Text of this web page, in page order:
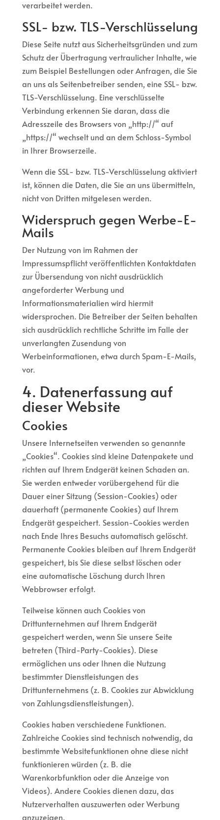
verarbeitet werden.
SSL- bzw. TLS-Verschlüsselung
Diese Seite nutzt aus Sicherheitsgründen und zum
Schutz der Übertragung vertraulicher Inhalte, wie
zum Beispiel Bestellungen oder Anfragen, die Sie
an uns als Seitenbetreiber senden, eine SSL- bzw.
TLS-Verschlüsselung. Eine verschlüsselte
Verbindung erkennen Sie daran, dass die
Adresszeile des Browsers von „http://“ auf
„https://“ wechselt und an dem Schloss-Symbol
in Ihrer Browserzeile.
Wenn die SSL- bzw. TLS-Verschlüsselung aktiviert
ist, können die Daten, die Sie an uns übermitteln,
nicht von Dritten mitgelesen werden.
Widerspruch gegen Werbe-E-
Mails
Der Nutzung von im Rahmen der
Impressumspflicht veröffentlichten Kontaktdaten
zur Übersendung von nicht ausdrücklich
angeforderter Werbung und
Informationsmaterialien wird hiermit
widersprochen. Die Betreiber der Seiten behalten
sich ausdrücklich rechtliche Schritte im Falle der
unverlangten Zusendung von
Werbeinformationen, etwa durch Spam-E-Mails,
vor.
4. Datenerfassung auf
dieser Website
Cookies
Unsere Internetseiten verwenden so genannte
„Cookies“. Cookies sind kleine Datenpakete und
richten auf Ihrem Endgerät keinen Schaden an.
Sie werden entweder vorübergehend für die
Dauer einer Sitzung (Session-Cookies) oder
dauerhaft (permanente Cookies) auf Ihrem
Endgerät gespeichert. Session-Cookies werden
nach Ende Ihres Besuchs automatisch gelöscht.
Permanente Cookies bleiben auf Ihrem Endgerät
gespeichert, bis Sie diese selbst löschen oder
eine automatische Löschung durch Ihren
Webbrowser erfolgt.
Teilweise können auch Cookies von
Drittunternehmen auf Ihrem Endgerät
gespeichert werden, wenn Sie unsere Seite
betreten (Third-Party-Cookies). Diese
ermöglichen uns oder Ihnen die Nutzung
bestimmter Dienstleistungen des
Drittunternehmens (z. B. Cookies zur Abwicklung
von Zahlungsdienstleistungen).
Cookies haben verschiedene Funktionen.
Zahlreiche Cookies sind technisch notwendig, da
bestimmte Websitefunktionen ohne diese nicht
funktionieren würden (z. B. die
Warenkorbfunktion oder die Anzeige von
Videos). Andere Cookies dienen dazu, das
Nutzerverhalten auszuwerten oder Werbung
anzuzeigen.